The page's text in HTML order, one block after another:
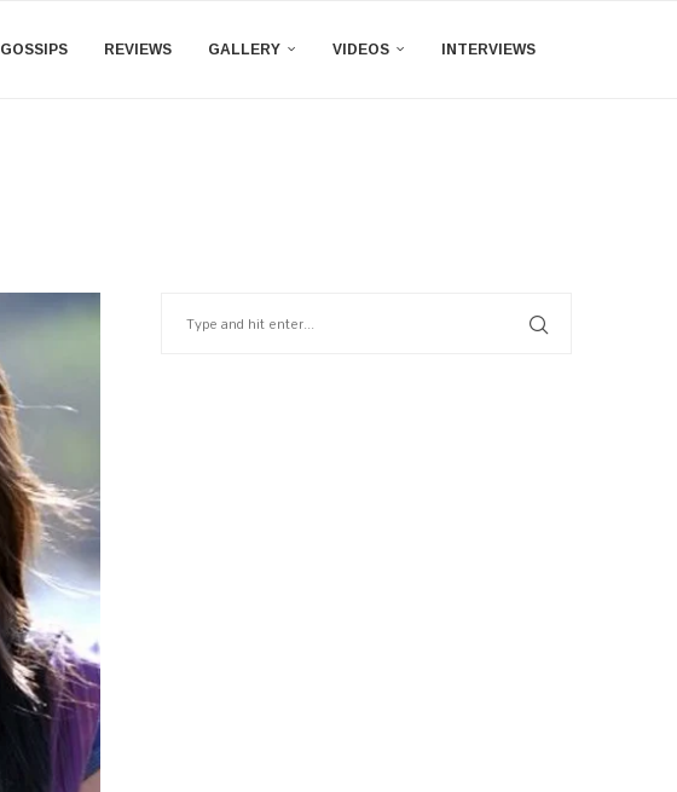
GOSSIPS REVIEWS GALLERY VIDEOS INTERVIEWS